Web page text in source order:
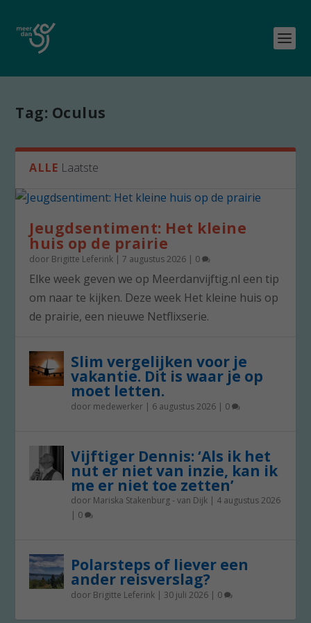
Tag: Oculus
ALLE Laatste
Jeugdsentiment: Het kleine
huis op de prairie
door Brigitte Leferink |7 augustus 2026 | 0
Elke week geven we op Meerdanvijftig.nl een tip
om naar te kijken. Deze week Het kleine huis op
de prairie, een nieuwe Netflixserie.
Slim vergelijken voor je
vakantie. Dit is waar je op
moet letten.
door medewerker | 6 augustus 2026 | 0
Vijftiger Dennis: ‘Als ik het
nut er niet van inzie, kan ik
me er niet toe zetten’
door Mariska Stakenburg - van Dijk | 4 augustus 2026
| 0
Polarsteps of liever een
ander reisverslag?
door Brigitte Leferink | 30 juli 2026 | 0